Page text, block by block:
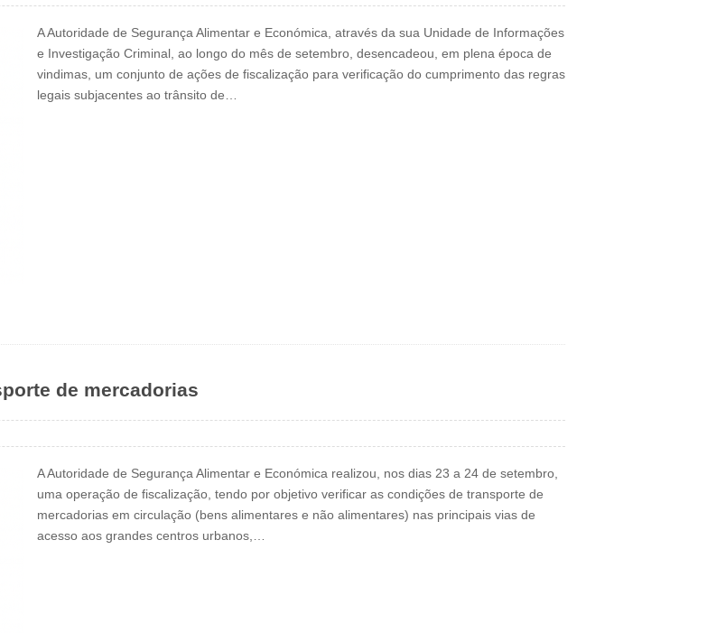
A Autoridade de Segurança Alimentar e Económica, através da sua Unidade de Informações
e Investigação Criminal, ao longo do mês de setembro, desencadeou, em plena época de
vindimas, um conjunto de ações de fiscalização para verificação do cumprimento das regras
legais subjacentes ao trânsito de…
de mercadorias
A Autoridade de Segurança Alimentar e Económica realizou, nos dias 23 a 24 de setembro,
uma operação de fiscalização, tendo por objetivo verificar as condições de transporte de
mercadorias em circulação (bens alimentares e não alimentares) nas principais vias de
acesso aos grandes centros urbanos,…